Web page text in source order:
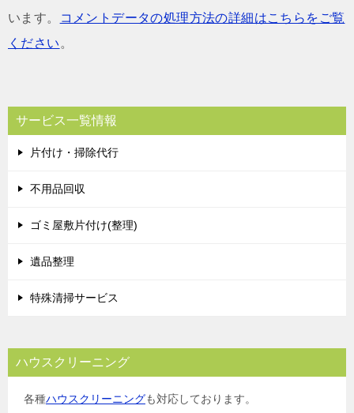
います。
コメントデータの処理方法の詳細はこちらをご覧
ください 。
サービス一覧情報
片付け・掃除代行
不用品回収
ゴミ屋敷片付け(整理)
遺品整理
特殊清掃サービス
ハウスクリーニング
各種ハウスクリーニングも対応しております。